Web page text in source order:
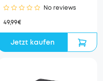
No reviews
49,99€
Jetzt kaufen